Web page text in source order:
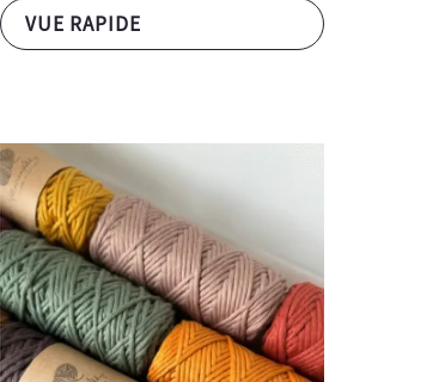
VUE RAPIDE